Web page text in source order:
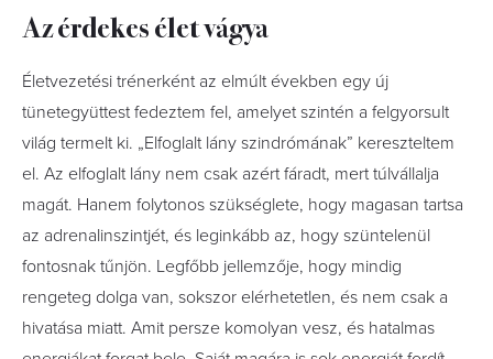
Az érdekes élet vágya
Életvezetési trénerként az elmúlt években egy új
tünetegyüttest fedeztem fel, amelyet szintén a felgyorsult
világ termelt ki. „Elfoglalt lány szindrómának” kereszteltem
el. Az elfoglalt lány nem csak azért fáradt, mert túlvállalja
magát. Hanem folytonos szükséglete, hogy magasan tartsa
az adrenalinszintjét, és leginkább az, hogy szüntelenül
fontosnak tűnjön. Legfőbb jellemzője, hogy mindig
rengeteg dolga van, sokszor elérhetetlen, és nem csak a
hivatása miatt. Amit persze komolyan vesz, és hatalmas